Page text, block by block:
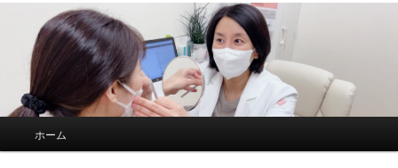
メインコンテンツへ移動
サブコンテンツへ移動
ホーム